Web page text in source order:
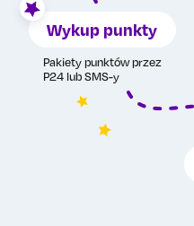
Wykup punkty
Pakiety punktów przez
P24 lub SMS-y